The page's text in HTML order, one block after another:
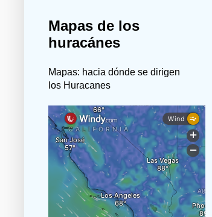
Mapas de los
huracánes
Mapas: hacia dónde se dirigen
los Huracanes